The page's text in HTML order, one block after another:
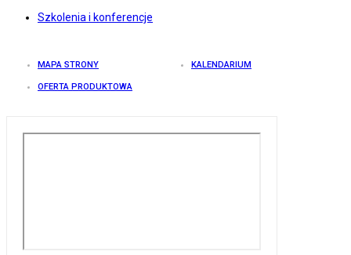
Szkolenia i konferencje
MAPA STRONY KALENDARIUM
OFERTA PRODUKTOWA